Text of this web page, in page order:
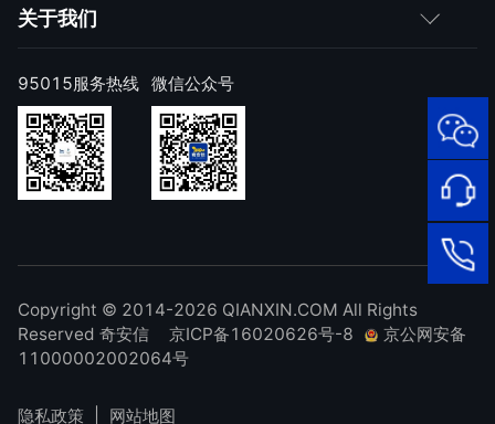
95015
网络安
全服务
热线
在线客
求职者
产品注册与激活
样本上报
奇安信天守安全软件
顽固病毒专杀工具
网神
技术研究院
威胁情报中心
补天漏洞响应平台
关于我们
公司简介
公司新闻
发展历程
进出口合规声明
95015服务热线 微信公众号
Copyright © 2014-2026 QIANXIN.COM All Rights
Reserved 奇安信
京ICP备16020626号-8
京公网安备
11000002002064号
隐私政策 网站地图